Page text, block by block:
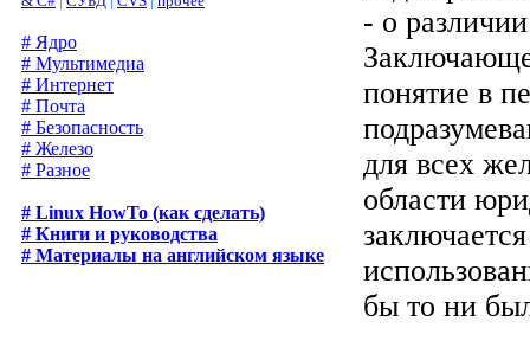
# Ядро
# Мультимедиа
# Интернет
# Почта
# Безопасность
# Железо
# Разное
# Linux HowTo (как сделать)
# Книги и руководства
# Материалы на английском языке
- о
понятие в
для всех
области
бы то ни